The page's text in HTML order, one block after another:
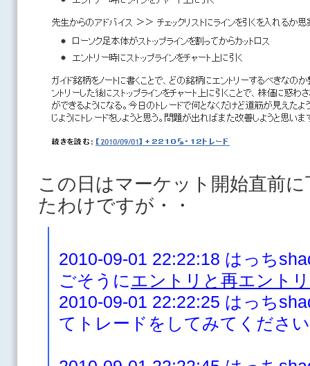
この日はマーケット開始直前
たわけですが・・
2010-09-01 22:22:18 はっち
ごそうにエントリと再エント
2010-09-01 22:22:25 はっち
てトレードをしてみてください